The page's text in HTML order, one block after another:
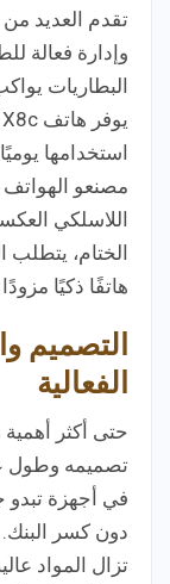
تقدم العديد
وإدارة فعالة
البطاريات
استخدامها
مصنعو
اللاسلكي
الختام، يتطلب
هاتفًا ذكيًا
التصميم
الفعالية
تصميمه وطول
في أجهزة تبدو
دون كسر البنك.
تزال المواد